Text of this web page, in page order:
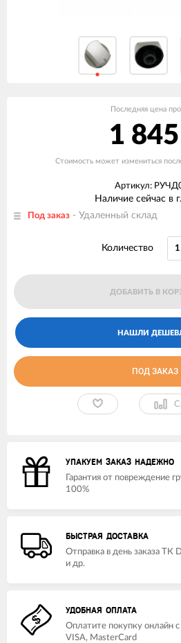
Последняя цена
1 845
Стоимость может измениться
Артикул:
Наличие сейчас в г.
Под заказ - Удаленный склад
Количество
ДОБАВИТЬ В
ПОД ЗАКАЗ
УПАКУЕМ ЗАКАЗ НАДЕЖНО
Гарантия от повреждение
100%
БЫСТРАЯ ДОСТАВКА
Отправка в день заказа
и др.
УДОБНАЯ ОПЛАТА
Оплатите покупку онлайн
VISA, MasterCard